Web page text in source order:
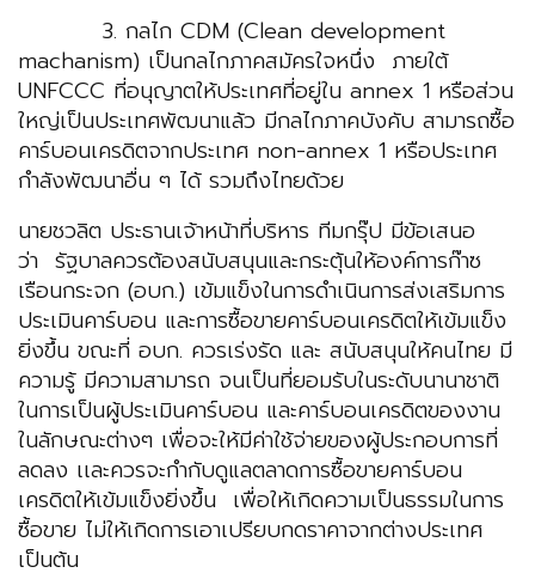
3. กลไก CDM (Clean development
machanism) เป็นกลไกภาคสมัครใจหนึ่ง ภายใต้
UNFCCC ที่อนุญาตให้ประเทศที่อยู่ใน annex 1 หรือส่วน
ใหญ่เป็นประเทศพัฒนาแล้ว มีกลไกภาคบังคับ สามารถซื้อ
คาร์บอนเครดิตจากประเทศ non-annex 1 หรือประเทศ
กำลังพัฒนาอื่น ๆ ได้ รวมถึงไทยด้วย
นายชวลิต ประธานเจ้าหน้าที่บริหาร ทีมกรุ๊ป มีข้อเสนอ
ว่า รัฐบาลควรต้องสนับสนุนและกระตุ้นให้องค์การก๊าซ
เรือนกระจก (อบก.) เข้มแข็งในการดำเนินการส่งเสริมการ
ประเมินคาร์บอน และการซื้อขายคาร์บอนเครดิตให้เข้มแข็ง
ยิ่งขึ้น ขณะที่ อบก. ควรเร่งรัด และ สนับสนุนให้คนไทย มี
ความรู้ มีความสามารถ จนเป็นที่ยอมรับในระดับนานาชาติ
ในการเป็นผู้ประเมินคาร์บอน และคาร์บอนเครดิตของงาน
ในลักษณะต่างๆ เพื่อจะให้มีค่าใช้จ่ายของผู้ประกอบการที่
ลดลง เเละควรจะกำกับดูแลตลาดการซื้อขายคาร์บอน
เครดิตให้เข้มแข็งยิ่งขึ้น เพื่อให้เกิดความเป็นธรรมในการ
ซื้อขาย ไม่ให้เกิดการเอาเปรียบกดราคาจากต่างประเทศ
เป็นต้น